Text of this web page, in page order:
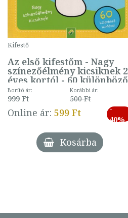
Kifestő
Az első kifestőm - Nagy
színezőélmény kicsiknek 2
éves kortól - 60 különböző
mintával (gombás)
Borító ár:
999 Ft
Korábbi ár:
500 Ft
Online ár: 599 Ft
-
40%
Kosárba